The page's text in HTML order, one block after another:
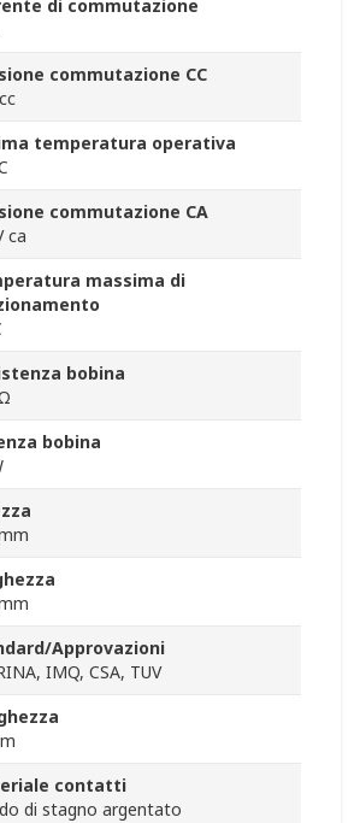
di commutazione
commutazione CC
temperatura operativa
commutazione CA
ca
massima di
bobina
bobina
Approvazioni
IMQ, CSA, TUV
contatti
di stagno argentato